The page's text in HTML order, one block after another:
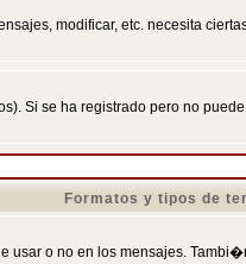
modificar, etc. necesita
Si se ha registrado pero no
Formatos y tipos de
o no en los mensajes.